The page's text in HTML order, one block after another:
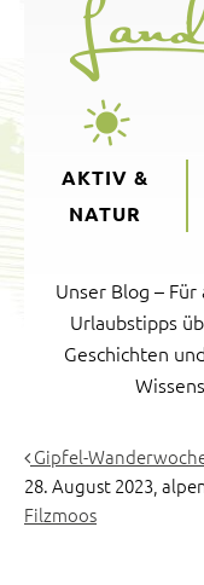
AKTIV &
NATUR
Unser Blog –
Urlaubstipps
Geschichten
Gipfel-
28. August 2023,
Filzmoos